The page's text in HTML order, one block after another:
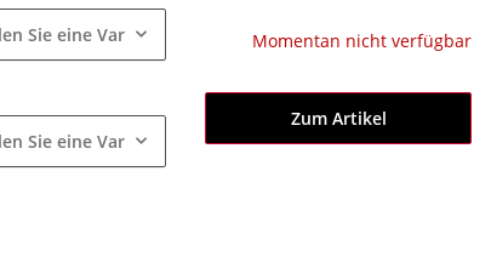
Sie eine Variation.
Sie eine Variation.
Momentan nicht verfügbar
Zum Artikel